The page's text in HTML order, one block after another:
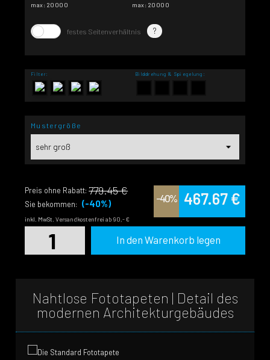
max: 20000 max: 20000
festes Seitenverhältnis ?
Filter: Bilddrehung & Spiegelung:
Mustergröße
Preis ohne Rabatt: 779.45 €
Sie bekommen: (-40%)
inkl. MwSt.Versandkostenfrei ab 90,- €
-40% 467.67 €
In den Warenkorb legen
Nahtlose Fototapeten | Detail des
modernen Architekturgebäudes